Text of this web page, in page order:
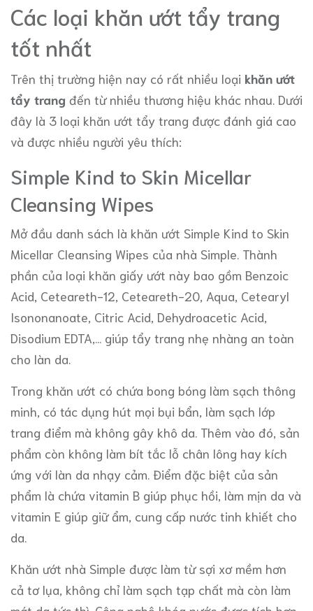
Các loại khăn ướt tẩy trang
tốt nhất
Trên thị trường hiện nay có rất nhiều loại khăn ướt
tẩy trang đến từ nhiều thương hiệu khác nhau. Dưới
đây là 3 loại khăn ướt tẩy trang được đánh giá cao
và được nhiều người yêu thích:
Simple Kind to Skin Micellar
Cleansing Wipes
Mở đầu danh sách là khăn ướt Simple Kind to Skin
Micellar Cleansing Wipes của nhà Simple. Thành
phần của loại khăn giấy ướt này bao gồm Benzoic
Acid, Ceteareth-12, Ceteareth-20, Aqua, Cetearyl
Isononanoate, Citric Acid, Dehydroacetic Acid,
Disodium EDTA,... giúp tẩy trang nhẹ nhàng an toàn
cho làn da.
Trong khăn ướt có chứa bong bóng làm sạch thông
minh, có tác dụng hút mọi bụi bẩn, làm sạch lớp
trang điểm mà không gây khô da. Thêm vào đó, sản
phẩm còn không làm bít tắc lỗ chân lông hay kích
ứng với làn da nhạy cảm. Điểm đặc biệt của sản
phẩm là chứa vitamin B giúp phục hồi, làm mịn da và
vitamin E giúp giữ ẩm, cung cấp nước tinh khiết cho
da.
Khăn ướt nhà Simple được làm từ sợi xơ mềm hơn
cả tơ lụa, không chỉ làm sạch tạp chất mà còn làm